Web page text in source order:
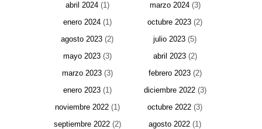
abril 2024(1) marzo 2024(3)
enero 2024(1) octubre 2023 (2)
agosto 2023 (2) julio 2023 (5)
mayo 2023(3) abril 2023(2)
marzo 2023(3) febrero 2023(2)
enero 2023(1) diciembre 2022(3)
noviembre 2022(1) octubre 2022 (3)
septiembre 2022(2) agosto 2022 (1)